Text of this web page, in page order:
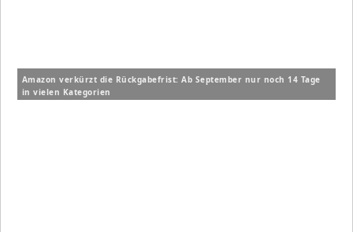
Amazon verkürzt die Rückgabefrist: Ab September nur noch 14 Tage
in vielen Kategorien